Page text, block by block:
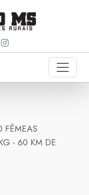
FÊMEAS
- 60 KM DE